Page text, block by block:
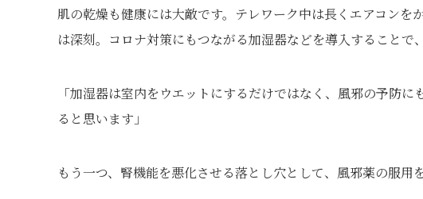
肌の乾燥も健康には大敵です。テレワーク中は長くエアコンを
は深刻。コロナ対策にもつながる加湿器などを導入することで
「加湿器は室内をウエットにするだけではなく、風邪の予防
ると思います」
もう一つ、腎機能を悪化させる落とし穴として、風邪薬の服用を